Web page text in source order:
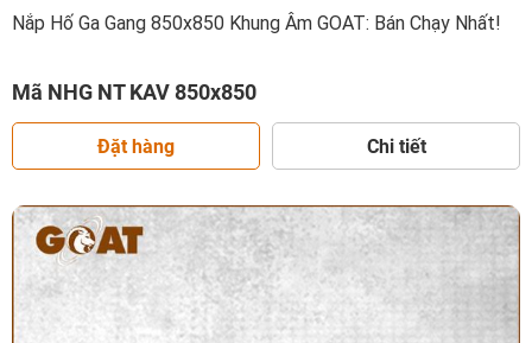
Nắp Hố Ga Gang 850x850 Khung Âm GOAT: Bán Chạy Nhất!
Mã NHG NT KAV 850x850
Đặt hàng Chi tiết